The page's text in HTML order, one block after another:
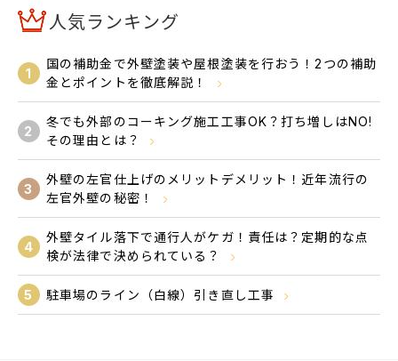
人気ランキング
1
国の補助金で外壁塗装や屋根塗装を行おう！2つの補助
金とポイントを徹底解説！
2
冬でも外部のコーキング施工工事OK？打ち増しはNO!
その理由とは？
3
外壁の左官仕上げのメリットデメリット！近年流行の
左官外壁の秘密！
4
外壁タイル落下で通行人がケガ！責任は？定期的な点
検が法律で決められている？
5 駐車場のライン（白線）引き直し工事